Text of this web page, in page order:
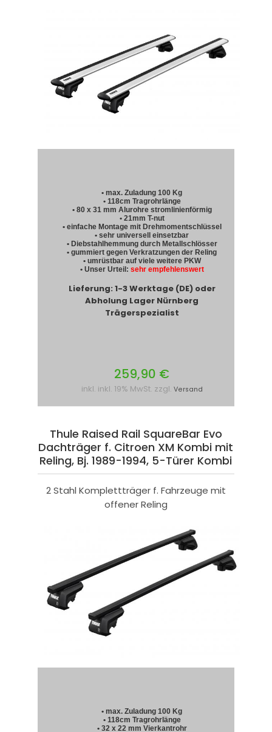
• max. Zuladung 100 Kg
• 118cm Tragrohrlänge
• 80 x 31 mm Alurohre stromlinienförmig
• 21mm T-nut
• einfache Montage mit Drehmomentschlüssel
• sehr universell einsetzbar
• Diebstahlhemmung durch Metallschlösser
• gummiert gegen Verkratzungen der Reling
• umrüstbar auf viele weitere PKW
• Unser Urteil: sehr empfehlenswert
Lieferung: 1-3 Werktage (DE) oder
Abholung Lager Nürnberg
Trägerspezialist
259,90 €
inkl. inkl. 19% MwSt. zzgl. Versand
Thule Raised Rail SquareBar Evo
Dachträger f. Citroen XM Kombi mit
Reling, Bj. 1989-1994, 5-Türer Kombi
2 Stahl Komplettträger f. Fahrzeuge mit
offener Reling
• max. Zuladung 100 Kg
• 118cm Tragrohrlänge
• 32 x 22 mm Vierkantrohr